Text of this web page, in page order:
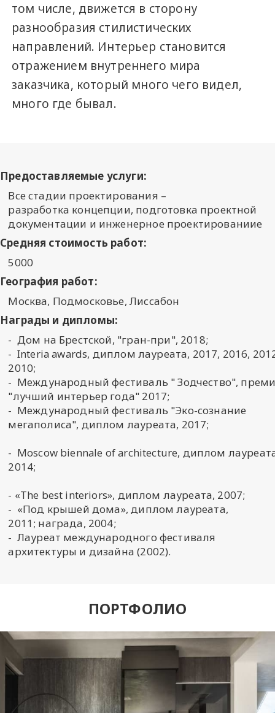
том числе, движется в сторону
разнообразия стилистических
направлений. Интерьер становится
отражением внутреннего мира
заказчика, который много чего видел,
много где бывал.
Предоставляемые услуги:
Все стадии проектирования –
разработка концепции, подготовка проектной
документации и инженерное проектированиие
Средняя стоимость работ:
5000
География работ:
Москва, Подмосковье, Лиссабон
Награды и дипломы:
- Дом на Брестской, "гран-при", 2018;
- Interia awards, диплом лауреата, 2017, 2016,
2010;
- Международный фестиваль " Зодчество",
"лучший интерьер года" 2017;
- Международный фестиваль "Эко-сознание
мегаполиса", диплом лауреата, 2017;
- Moscow biennale of architecture, диплом
2014;
- «The best interiors», диплом лауреата, 2007;
- «Под крышей дома», диплом лауреата,
2011; награда, 2004;
- Лауреат международного фестиваля
архитектуры и дизайна (2002).
ПОРТФОЛИО